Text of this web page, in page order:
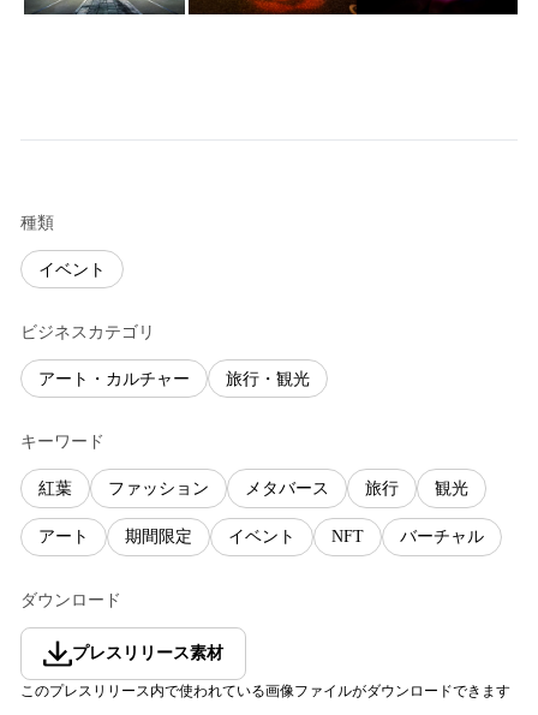
種類
イベント
ビジネスカテゴリ
アート・カルチャー 旅行・観光
キーワード
紅葉 ファッション メタバース 旅行 観光
アート 期間限定 イベント NFT バーチャル
ダウンロード
プレスリリース素材
このプレスリリース内で使われている画像ファイルがダウンロードできます